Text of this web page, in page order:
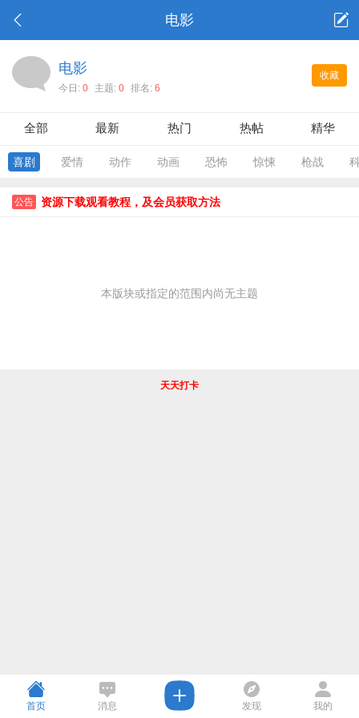
电影
收藏
电影
今日: 0 主题: 0 排名: 6
全部 最新 热门 热帖 精华
喜剧 爱情 动作 动画 恐怖 惊悚 枪战
公告 资源下载观看教程，及会员获取方法
本版块或指定的范围内尚无主题
天天打卡
首页 消息 发现 我的